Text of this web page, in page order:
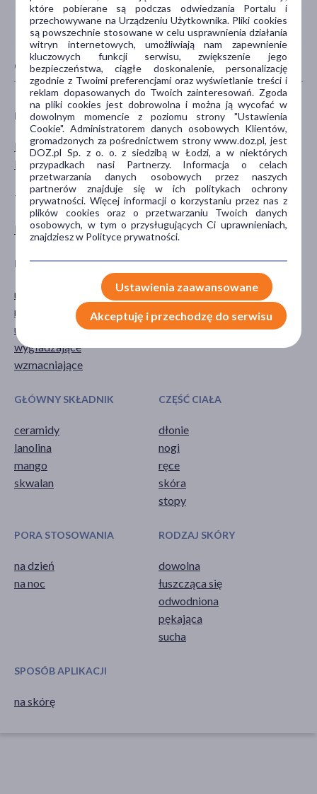
CECHY PRODUKTU
PŁEĆ
Mężczyzna
Kobieta
WIEK
dla dorosłych
TYP PRODUKTU
Kosmetyk
POSTAĆ
maseczka
DZIAŁANIE/WŁAŚCIWOŚCI
nawilżające
regenerujące
ujędrniające
wygładzające
wzmacniające
PROBLEM
suchość
GŁÓWNY SKŁADNIK
ceramidy
lanolina
mango
skwalan
CZĘŚĆ CIAŁA
dłonie
nogi
ręce
skóra
stopy
PORA STOSOWANIA
na dzień
na noc
RODZAJ SKÓRY
dowolna
łuszcząca się
odwodniona
pękająca
sucha
SPOSÓB APLIKACJI
na skórę
które pobierane są podczas odwiedzania Portalu i
przechowywane na Urządzeniu Użytkownika. Pliki cookies
są powszechnie stosowane w celu usprawnienia działania
witryn internetowych, umożliwiają nam zapewnienie
kluczowych funkcji serwisu, zwiększenie jego
bezpieczeństwa, ciągłe doskonalenie, personalizację
zgodnie z Twoimi preferencjami oraz wyświetlanie treści i
reklam dopasowanych do Twoich zainteresowań. Zgoda
na pliki cookies jest dobrowolna i można ją wycofać w
dowolnym momencie z poziomu strony "Ustawienia
Cookie". Administratorem danych osobowych Klientów,
gromadzonych za pośrednictwem strony www.doz.pl, jest
DOZ.pl Sp. z o. o. z siedzibą w Łodzi, a w niektórych
przypadkach nasi Partnerzy. Informacja o celach
przetwarzania danych osobowych przez naszych
partnerów znajduje się w ich politykach ochrony
prywatności. Więcej informacji o korzystaniu przez nas z
plików cookies oraz o przetwarzaniu Twoich danych
osobowych, w tym o przysługujących Ci uprawnieniach,
znajdziesz w Polityce prywatności.
Ustawienia zaawansowane
Akceptuję i przechodzę do serwisu